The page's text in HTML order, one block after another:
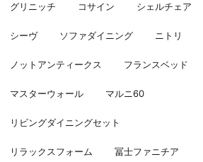
グリニッチ コサイン シェルチェア
シーヴ ソファダイニング ニトリ
ノットアンティークス フランスベッド
マスターウォール マルニ60
リビングダイニングセット
リラックスフォーム 冨士ファニチア